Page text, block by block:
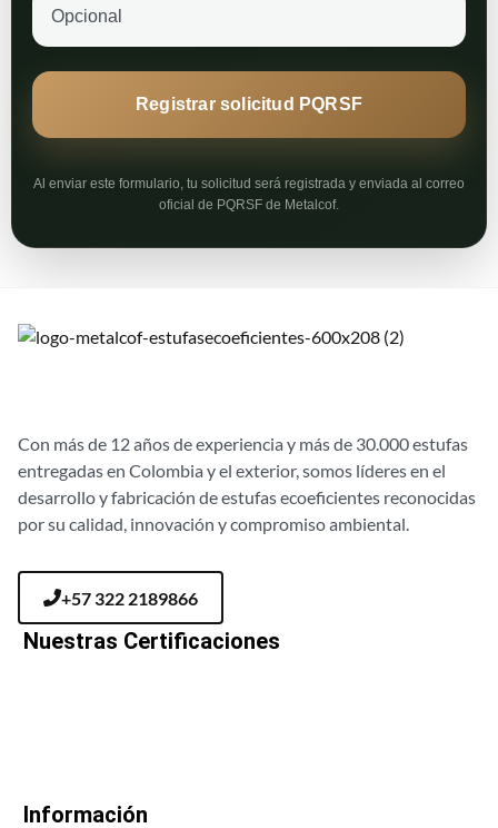
Registrar solicitud PQRSF
Al enviar este formulario, tu solicitud será registrada y enviada al correo
oficial de PQRSF de Metalcof.
Con más de 12 años de experiencia y más de 30.000 estufas
entregadas en Colombia y el exterior, somos líderes en el
desarrollo y fabricación de estufas ecoeficientes reconocidas
por su calidad, innovación y compromiso ambiental.
+57 322 2189866
Nuestras Certificaciones
Información